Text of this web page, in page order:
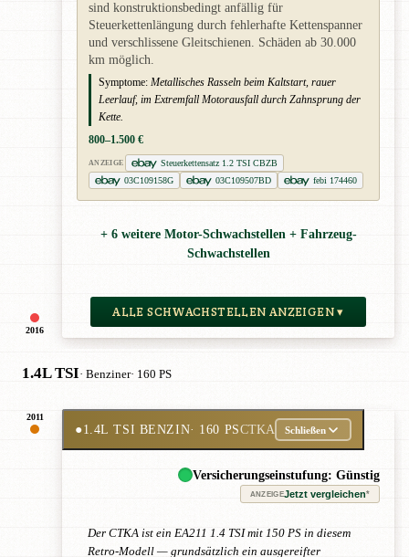
2016
sind konstruktionsbedingt anfällig für
Steuerkettenlängung durch fehlerhafte Kettenspanner
und verschlissene Gleitschienen. Schäden ab 30.000
km möglich.
Symptome: Metallisches Rasseln beim Kaltstart, rauer
Leerlauf, im Extremfall Motorausfall durch Zahnsprung der
Kette.
800–1.500 €
ANZEIGE
Steuerkettensatz 1.2 TSI CBZB
03C109158G
03C109507BD febi 174460
+ 6 weitere Motor-Schwachstellen + Fahrzeug-
Schwachstellen
ALLE SCHWACHSTELLEN ANZEIGEN ▾
1.4L TSI· Benziner· 160 PS
2011
●1.4L TSI BENZIN· 160 PSCTKA Schließen
Versicherungseinstufung: Günstig
ANZEIGEJetzt vergleichen*
Der CTKA ist ein EA211 1.4 TSI mit 150 PS in diesem
Retro-Modell — grundsätzlich ein ausgereifter